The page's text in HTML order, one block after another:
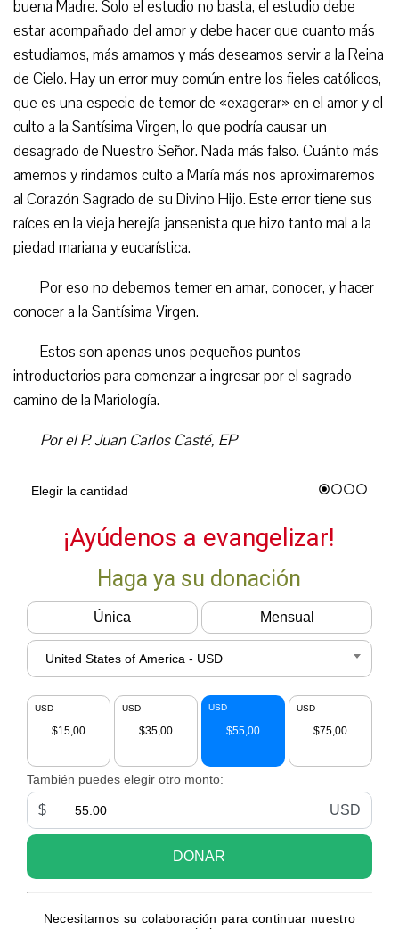
buena Madre. Solo el estudio no basta, el estudio debe
estar acompañado del amor y debe hacer que cuanto más
estudiamos, más amamos y más deseamos servir a la Reina
de Cielo. Hay un error muy común entre los fieles católicos,
que es una especie de temor de «exagerar» en el amor y el
culto a la Santísima Virgen, lo que podría causar un
desagrado de Nuestro Señor. Nada más falso. Cuánto más
amemos y rindamos culto a María más nos aproximaremos
al Corazón Sagrado de su Divino Hijo. Este error tiene sus
raíces en la vieja herejía jansenista que hizo tanto mal a la
piedad mariana y eucarística.
Por eso no debemos temer en amar, conocer, y hacer
conocer a la Santísima Virgen.
Estos son apenas unos pequeños puntos
introductorios para comenzar a ingresar por el sagrado
camino de la Mariología.
Por el P. Juan Carlos Casté, EP